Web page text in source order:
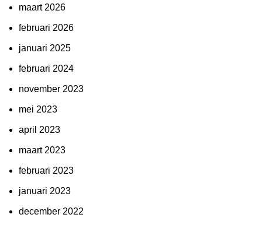
maart 2026
februari 2026
januari 2025
februari 2024
november 2023
mei 2023
april 2023
maart 2023
februari 2023
januari 2023
december 2022